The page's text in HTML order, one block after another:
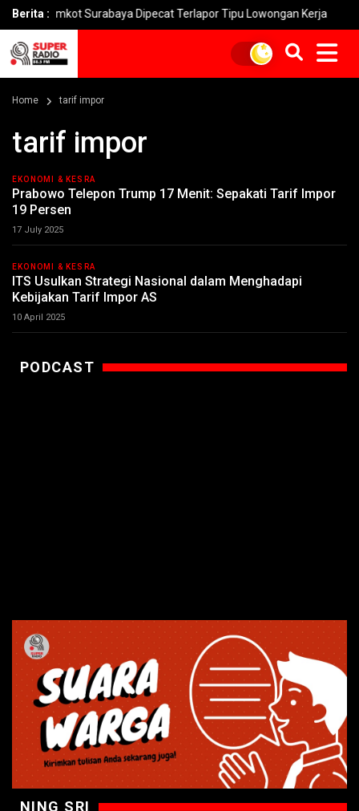
Berita :Surabaya Dipecat Terlapor Tipu Lowongan Kerja
Home tarif impor
tarif impor
EKONOMI & KESRA
Prabowo Telepon Trump 17 Menit: Sepakati Tarif Impor
19 Persen
17 July 2025
EKONOMI & KESRA
ITS Usulkan Strategi Nasional dalam Menghadapi
Kebijakan Tarif Impor AS
10 April 2025
PODCAST
NING SRI